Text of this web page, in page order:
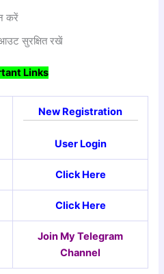
करें
सुरक्षित रखें
Links
New Registration
User Login
Click Here
Click Here
Join My Telegram
Channel